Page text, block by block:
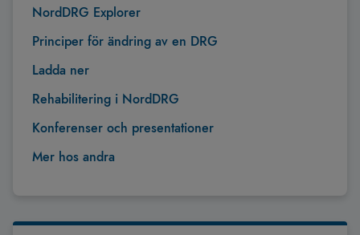
NordDRG Explorer
Principer för ändring av en DRG
Ladda ner
Rehabilitering i NordDRG
Konferenser och presentationer
Mer hos andra